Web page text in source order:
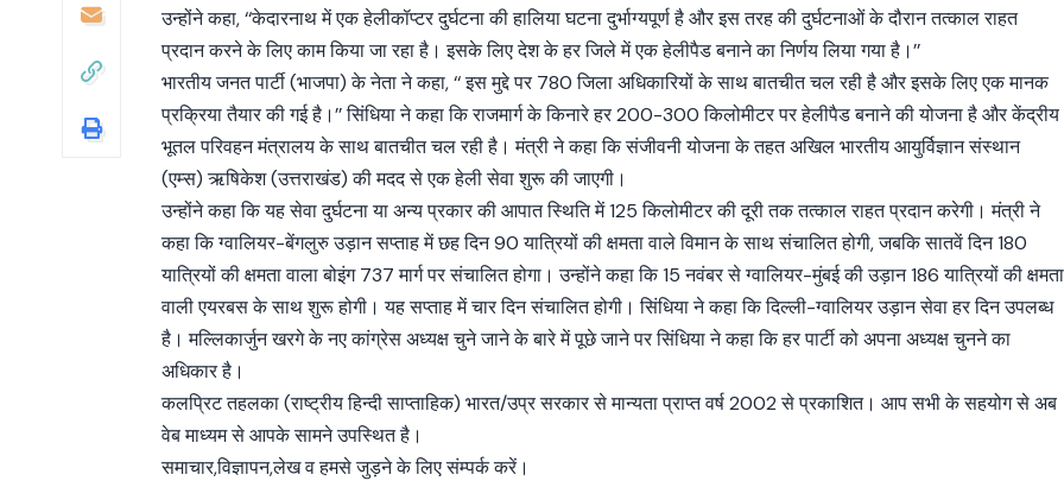
उन्होंने कहा, ‘‘केदारनाथ में एक हेलीकॉप्टर दुर्घटना की हालिया घटना दुर्भाग्यपूर्ण है और इस तरह की दुर्घटनाओं के दौरान तत्काल राहत
प्रदान करने के लिए काम किया जा रहा है। इसके लिए देश के हर जिले में एक हेलीपैड बनाने का निर्णय लिया गया है।’’
भारतीय जनत पार्टी (भाजपा) के नेता ने कहा, ‘‘ इस मुद्दे पर 780 जिला अधिकारियों के साथ बातचीत चल रही है और इसके लिए एक मानक
प्रक्रिया तैयार की गई है।’’ सिंधिया ने कहा कि राजमार्ग के किनारे हर 200-300 किलोमीटर पर हेलीपैड बनाने की योजना है और केंद्रीय
भूतल परिवहन मंत्रालय के साथ बातचीत चल रही है। मंत्री ने कहा कि संजीवनी योजना के तहत अखिल भारतीय आयुर्विज्ञान संस्थान
(एम्स) ऋषिकेश (उत्तराखंड) की मदद से एक हेली सेवा शुरू की जाएगी।
उन्होंने कहा कि यह सेवा दुर्घटना या अन्य प्रकार की आपात स्थिति में 125 किलोमीटर की दूरी तक तत्काल राहत प्रदान करेगी। मंत्री ने
कहा कि ग्वालियर-बेंगलुरु उड़ान सप्ताह में छह दिन 90 यात्रियों की क्षमता वाले विमान के साथ संचालित होगी, जबकि सातवें दिन 180
यात्रियों की क्षमता वाला बोइंग 737 मार्ग पर संचालित होगा। उन्होंने कहा कि 15 नवंबर से ग्वालियर-मुंबई की उड़ान 186 यात्रियों की क्षमता
वाली एयरबस के साथ शुरू होगी। यह सप्ताह में चार दिन संचालित होगी। सिंधिया ने कहा कि दिल्ली-ग्वालियर उड़ान सेवा हर दिन उपलब्ध
है। मल्लिकार्जुन खरगे के नए कांग्रेस अध्यक्ष चुने जाने के बारे में पूछे जाने पर सिंधिया ने कहा कि हर पार्टी को अपना अध्यक्ष चुनने का
अधिकार है।
कलप्रिट तहलका (राष्ट्रीय हिन्दी साप्ताहिक) भारत/उप्र सरकार से मान्यता प्राप्त वर्ष 2002 से प्रकाशित। आप सभी के सहयोग से अब
वेब माध्यम से आपके सामने उपस्थित है।
समाचार,विज्ञापन,लेख व हमसे जुड़ने के लिए संम्पर्क करें।